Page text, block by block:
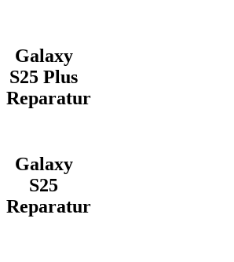
Galaxy
S25 Plus
Reparatur
Galaxy
S25
Reparatur